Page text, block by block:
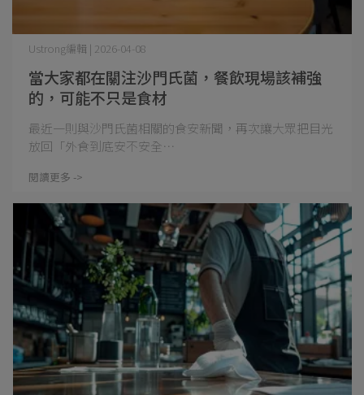
當大家都在關注沙門氏菌，餐飲現場該補強
的，可能不只是食材
Ustrong編輯 | 2026-04-08
最近一則與沙門氏菌相關的食安新聞，再次讓大眾把目光
放回「外食到底安不安全⋯
閱讀更多 ->